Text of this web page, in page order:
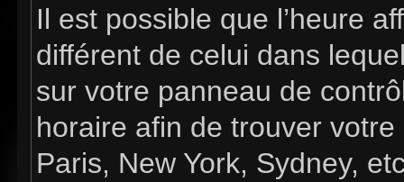
Il est possible que l’heure
différent de celui dans
sur votre panneau de
horaire afin de trouver
Paris, New York, Sydney,